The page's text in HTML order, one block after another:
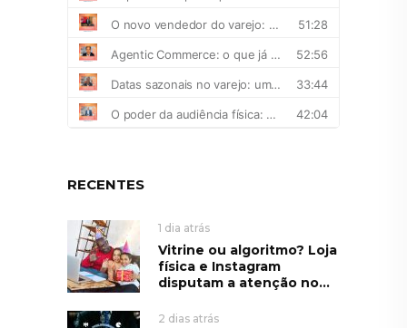
RECENTES
1 dia atrás
Vitrine ou algoritmo? Loja
física e Instagram
disputam a atenção no...
2 dias atrás